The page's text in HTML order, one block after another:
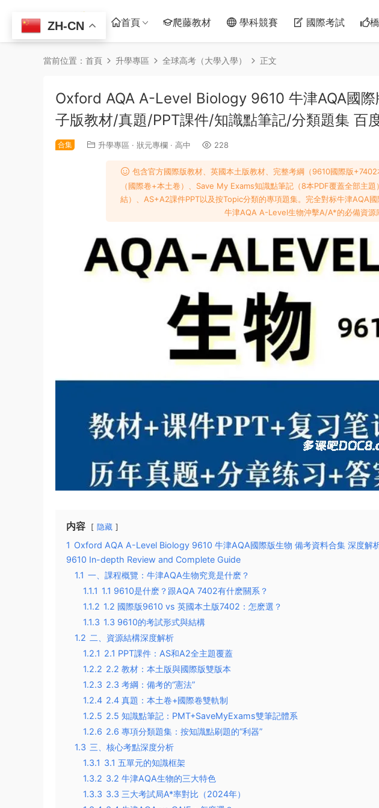
首頁 爬藤教材 學科競賽 國際考試
當前位置： 首頁 升學專區 全球高考（大學入學） 正文
Oxford AQA A-Level Biology 9610 牛津AQA國際
子版教材/真題/PPT課件/知識點筆記/分類題集 百
合集 升學專區 · 狀元專欄 · 高中 228
包含官方國際版教材、英國本土版教材、完整考綱（9610國際版
（國際卷+本土卷）、Save My Exams知識點筆記（8本PDF覆蓋全部主
結）、AS+A2課件PPT以及按Topic分類的專項題集。完全對标牛津AQA
牛津AQA A-Level生物沖擊A/A*的必備資源
内容 隐藏
1 Oxford AQA A-Level Biology 9610 牛津AQA國際版生物 備考資料合集 深度
9610 In-depth Review and Complete Guide
1.1 一、課程概覽：牛津AQA生物究竟是什麽？
1.1.1 1.1 9610是什麽？跟AQA 7402有什麽關系？
1.1.2 1.2 國際版9610 vs 英國本土版7402：怎麽選？
1.1.3 1.3 9610的考試形式與結構
1.2 二、資源結構深度解析
1.2.1 2.1 PPT課件：AS和A2全主題覆蓋
1.2.2 2.2 教材：本土版與國際版雙版本
1.2.3 2.3 考綱：備考的“憲法”
1.2.4 2.4 真題：本土卷+國際卷雙軌制
1.2.5 2.5 知識點筆記：PMT+SaveMyExams雙筆記體系
1.2.6 2.6 專項分類題集：按知識點刷題的“利器”
1.3 三、核心考點深度分析
1.3.1 3.1 五單元的知識框架
1.3.2 3.2 牛津AQA生物的三大特色
1.3.3 3.3 三大考試局A*率對比（2024年）
ZH-CN